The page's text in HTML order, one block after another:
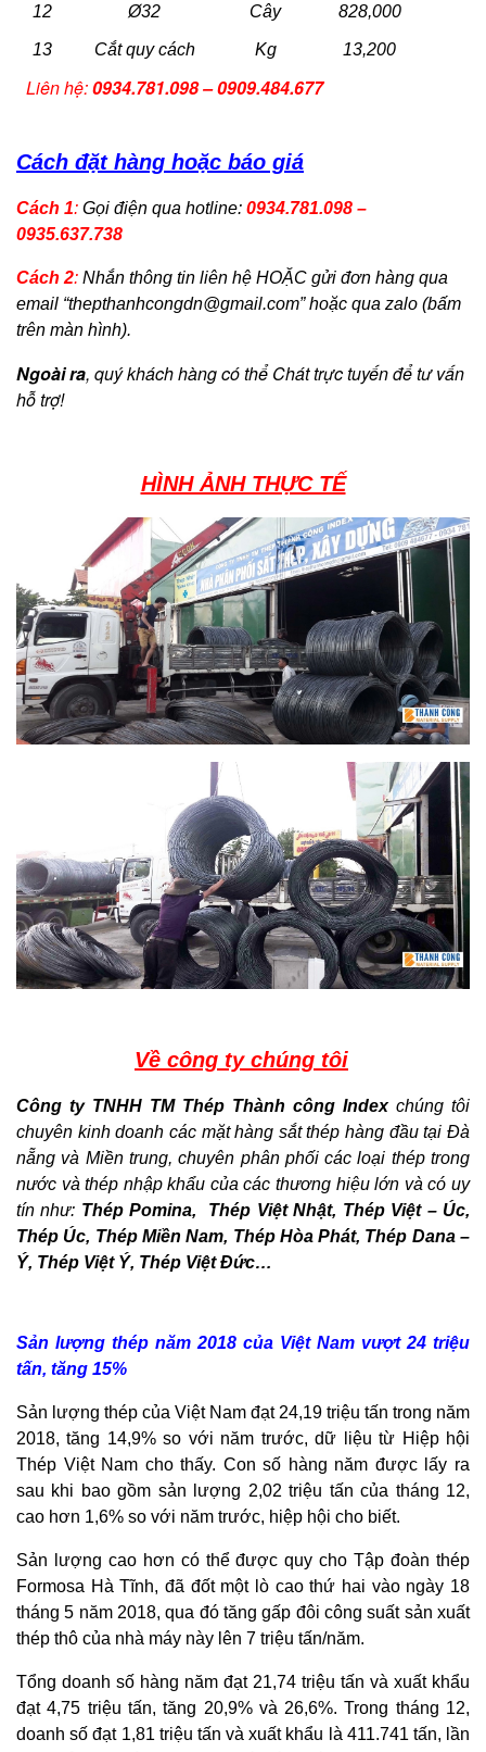
12 Ø32 Cây 828,000
13 Cắt quy cách Kg 13,200
Liên hệ:0934.781.098 – 0909.484.677
Cách đặt hàng hoặc báo giá
Cách 1: Gọi điện qua hotline: 0934.781.098 –
0935.637.738
Cách 2: Nhắn thông tin liên hệ HOẶC gửi đơn hàng qua
email “thepthanhcongdn@gmail.com” hoặc qua zalo (bấm
trên màn hình).
Ngoài ra, quý khách hàng có thể Chát trực tuyến để tư vấn
hỗ trợ!
HÌNH ẢNH THỰC TẾ
Về công ty chúng tôi
Công ty TNHH TM Thép Thành công Indexchúng tôi
chuyên kinh doanh các mặt hàng sắt thép hàng đầu tại Đà
nẵng và Miền trung, chuyên phân phối các loại thép trong
nước và thép nhập khẩu của các thương hiệu lớn và có uy
tín như: Thép Pomina, Thép Việt Nhật, Thép Việt – Úc,
Thép Úc, Thép Miền Nam, Thép Hòa Phát, Thép Dana –
Ý, Thép Việt Ý, Thép Việt Đức…
Sản lượng thép năm 2018 của Việt Nam vượt 24 triệu
tấn, tăng 15%
Sản lượng thép của Việt Nam đạt 24,19 triệu tấn trong năm
2018, tăng 14,9% so với năm trước, dữ liệu từ Hiệp hội
Thép Việt Nam cho thấy. Con số hàng năm được lấy ra
sau khi bao gồm sản lượng 2,02 triệu tấn của tháng 12,
cao hơn 1,6% so với năm trước, hiệp hội cho biết.
Sản lượng cao hơn có thể được quy cho Tập đoàn thép
Formosa Hà Tĩnh, đã đốt một lò cao thứ hai vào ngày 18
tháng 5 năm 2018, qua đó tăng gấp đôi công suất sản xuất
thép thô của nhà máy này lên 7 triệu tấn/năm.
Tổng doanh số hàng năm đạt 21,74 triệu tấn và xuất khẩu
đạt 4,75 triệu tấn, tăng 20,9% và 26,6%. Trong tháng 12,
doanh số đạt 1,81 triệu tấn và xuất khẩu là 411.741 tấn, lần